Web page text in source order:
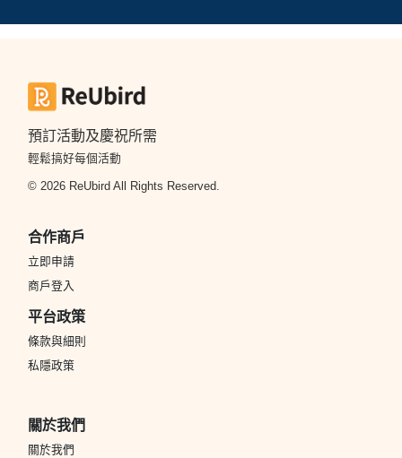
預訂活動及慶祝所需
輕鬆搞好每個活動
© 2026 ReUbird All Rights Reserved.
合作商戶
立即申請
商戶登入
平台政策
條款與細則
私隱政策
關於我們
關於我們